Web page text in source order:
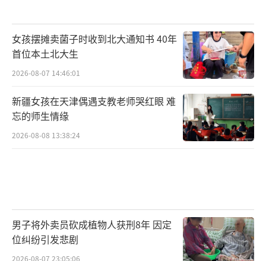
女孩摆摊卖菌子时收到北大通知书 40年
首位本土北大生
2026-08-07 14:46:01
新疆女孩在天津偶遇支教老师哭红眼 难
忘的师生情缘
2026-08-08 13:38:24
男子将外卖员砍成植物人获刑8年 因定
位纠纷引发悲剧
2026-08-07 23:05:06